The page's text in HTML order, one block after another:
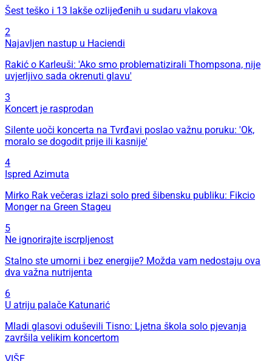
Šest teško i 13 lakše ozlijeđenih u sudaru vlakova
2
Najavljen nastup u Haciendi
Rakić o Karleuši: 'Ako smo problematizirali Thompsona, nije
uvjerljivo sada okrenuti glavu'
3
Koncert je rasprodan
Silente uoči koncerta na Tvrđavi poslao važnu poruku: 'Ok,
moralo se dogodit prije ili kasnije'
4
Ispred Azimuta
Mirko Rak večeras izlazi solo pred šibensku publiku: Fikcio
Monger na Green Stageu
5
Ne ignorirajte iscrpljenost
Stalno ste umorni i bez energije? Možda vam nedostaju ova
dva važna nutrijenta
6
U atriju palače Katunarić
Mladi glasovi oduševili Tisno: Ljetna škola solo pjevanja
završila velikim koncertom